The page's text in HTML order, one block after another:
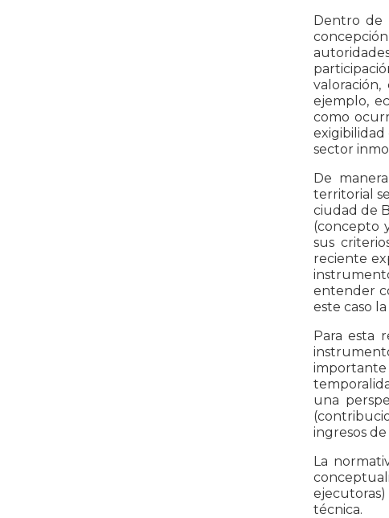
Dentro de
ejemplo,
como
sector
De
territorial
ciudad de
(concepto
sus
reciente
entender
este caso
Para esta
una
ingresos
La
técnica.